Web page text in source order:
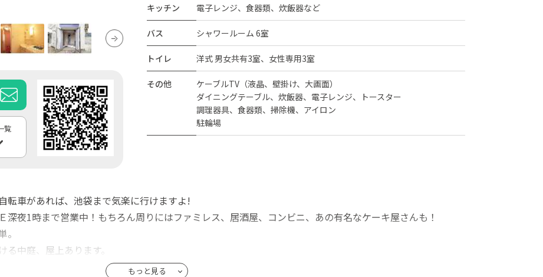
覧
キッチン 電子レンジ、食器類、炊飯器など
バス シャワールーム 6室
トイレ 洋式 男女共有3室、女性専用3室
その他
ケーブルTV（液晶、壁掛け、大画面）
ダイニングテーブル、炊飯器、電子レンジ、トースター
調理器具、食器類、掃除機、アイロン
駐輪場
転車があれば、池袋まで気楽に行けますよ!
夜1時まで営業中！もちろん周りにはファミレス、居酒屋、コンビニ、あの有名なケーキ屋さんも！
中庭、屋上あります。
もっと見る